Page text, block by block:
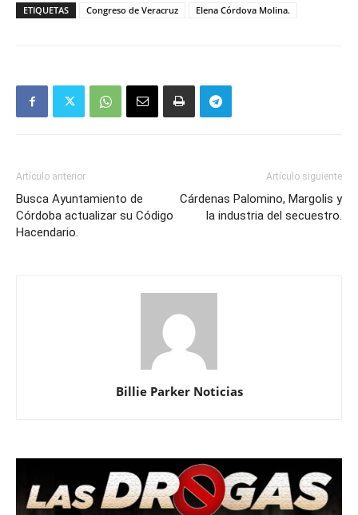
ETIQUETAS Congreso de Veracruz Elena Córdova Molina.
Artículo anterior
Busca Ayuntamiento de
Córdoba actualizar su Código
Hacendario.
Artículo siguiente
Cárdenas Palomino, Margolis y
la industria del secuestro.
Billie Parker Noticias